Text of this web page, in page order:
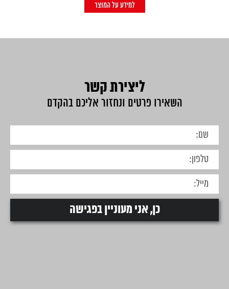
למידע על המוצר
ליצירת קשר
השאירו פרטים ונחזור אליכם בהקדם